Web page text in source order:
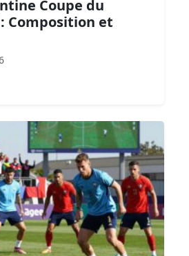
Coupe du
Composition et